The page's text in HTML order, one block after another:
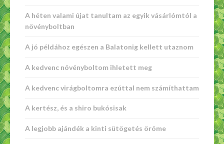
A héten valami újat tanultam az egyik vásárlómtól a
növényboltban
A jó példához egészen a Balatonig kellett utaznom
A kedvenc növényboltom ihletett meg
A kedvenc virágboltomra ezúttal nem számíthattam
A kertész, és a shiro bukósisak
A legjobb ajándék a kinti sütögetés öröme